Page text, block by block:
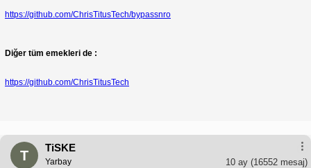
https://github.com/ChrisTitusTech/bypassnro
Diğer tüm emekleri de :
https://github.com/ChrisTitusTech
T
TiSKE
10 ay (16552 mesaj)
Yarbay